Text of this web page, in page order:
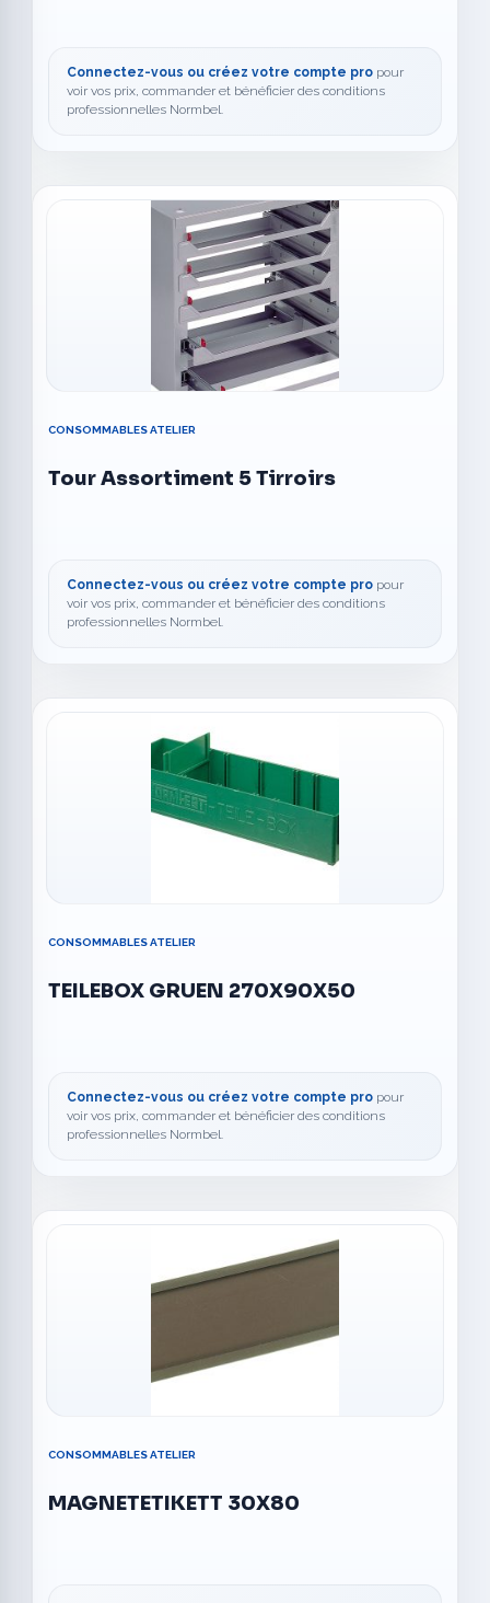
Connectez-vous ou créez votre compte pro pour
voir vos prix, commander et bénéficier des conditions
professionnelles Normbel.
CONSOMMABLES ATELIER
Tour Assortiment 5 Tirroirs
Connectez-vous ou créez votre compte pro pour
voir vos prix, commander et bénéficier des conditions
professionnelles Normbel.
CONSOMMABLES ATELIER
TEILEBOX GRUEN 270X90X50
Connectez-vous ou créez votre compte pro pour
voir vos prix, commander et bénéficier des conditions
professionnelles Normbel.
CONSOMMABLES ATELIER
MAGNETETIKETT 30X80